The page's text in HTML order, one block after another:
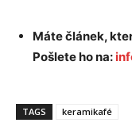
Máte článek,
Pošlete ho na:
TAGS keramikafé